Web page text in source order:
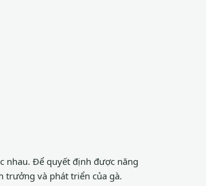
nhau. Để quyết định được năng
trưởng và phát triển của gà.